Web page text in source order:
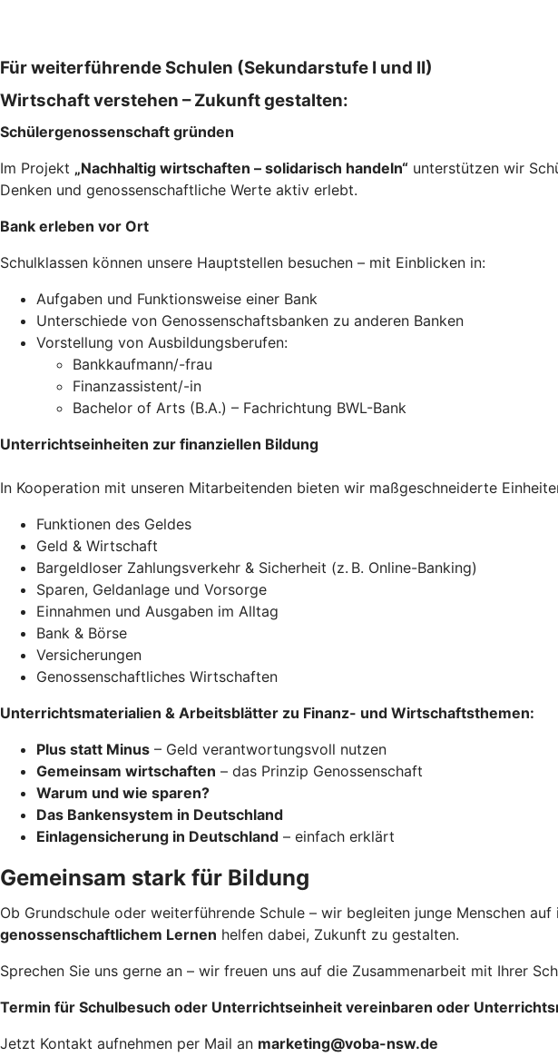
Für weiterführende Schulen (Sekundarstufe I und II)
Wirtschaft verstehen – Zukunft gestalten:
Schülergenossenschaft gründen
Im Projekt „Nachhaltig wirtschaften – solidarisch handeln“ unterstützen wir
Denken und genossenschaftliche Werte aktiv erlebt.
Bank erleben vor Ort
Schulklassen können unsere Hauptstellen besuchen – mit Einblicken in:
Aufgaben und Funktionsweise einer Bank
Unterschiede von Genossenschaftsbanken zu anderen Banken
Vorstellung von Ausbildungsberufen:
Bankkaufmann/-frau
Finanzassistent/-in
Bachelor of Arts (B.A.) – Fachrichtung BWL-Bank
Unterrichtseinheiten zur finanziellen Bildung
In Kooperation mit unseren Mitarbeitenden bieten wir maßgeschneiderte
Funktionen des Geldes
Geld & Wirtschaft
Bargeldloser Zahlungsverkehr & Sicherheit (z. B. Online-Banking)
Sparen, Geldanlage und Vorsorge
Einnahmen und Ausgaben im Alltag
Bank & Börse
Versicherungen
Genossenschaftliches Wirtschaften
Unterrichtsmaterialien & Arbeitsblätter zu Finanz- und Wirtschaftsthemen:
Plus statt Minus – Geld verantwortungsvoll nutzen
Gemeinsam wirtschaften – das Prinzip Genossenschaft
Warum und wie sparen?
Das Bankensystem in Deutschland
Einlagensicherung in Deutschland – einfach erklärt
Gemeinsam stark für Bildung
Ob Grundschule oder weiterführende Schule – wir begleiten junge Menschen
genossenschaftlichem Lernen helfen dabei, Zukunft zu gestalten.
Sprechen Sie uns gerne an – wir freuen uns auf die Zusammenarbeit mit Ihrer
Termin für Schulbesuch oder Unterrichtseinheit vereinbaren oder
Jetzt Kontakt aufnehmen per Mail an marketing@voba-nsw.de